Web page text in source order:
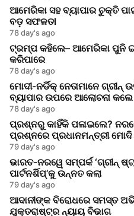
ଆମେରିକା ସହ ବ୍ୟାପାର ଚୁକ୍ତି
ବଡ଼ ସଫଳତl
78 day's ago
ଟ୍ରମ୍ପ କହିଲେ– ଆମେରିକା ପୁନି
କରିପାରେ
78 day's ago
ମୋଦୀ-ନର୍ଡିକ୍ ନେତାମାନେ ଗ୍ରୀନ୍
ବ୍ୟାପାର ଉପରେ ଆଲୋଚନା କଲେ
78 day's ago
ପ୍ରଶ୍ନରୁ କାହିଁକି ପଳାଇଲେ?
ପ୍ରଶ୍ନରେ ପ୍ରଧାନମନ୍ତ୍ରୀ ମୋଦି
79 day's ago
ଭାରତ-ନରୱେ ସମ୍ପର୍କ ‘ଗ୍ରୀନ୍
ପାର୍ଟନର୍ଶିପ୍’କୁ ଉନ୍ନତ କଲା
79 day's ago
ଆଦାନୀଙ୍କ ବିରୋଧରେ ସମସ୍ତ
ଯୁକ୍ତରାଷ୍ଟ୍ର ନ୍ୟାୟ ବିଭାଗ